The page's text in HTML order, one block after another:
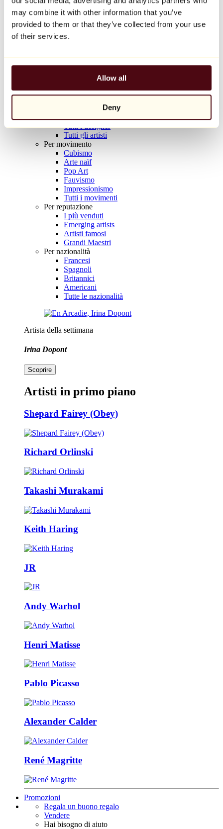
may combine it with other information that you’ve
provided to them or that they’ve collected from your use
of their services.
Allow all
Deny
Balloon Dog (Orange)
Jeff Koons
10.000 €
Artisti
Tutti i pittori
Tutti i fotografi
Tutti i disegnatori
Tutti i designer
Tutti gli artisti
Per movimento
Cubismo
Arte naïf
Pop Art
Fauvismo
Impressionismo
Tutti i movimenti
Per reputazione
I più venduti
Emerging artists
Artisti famosi
Grandi Maestri
Per nazionalità
Francesi
Spagnoli
Britannici
Americani
Tutte le nazionalità
Artista della settimana
Irina Dopont
Scoprire
Artisti in primo piano
Shepard Fairey (Obey)
Richard Orlinski
Takashi Murakami
Keith Haring
JR
Andy Warhol
Henri Matisse
Pablo Picasso
Alexander Calder
René Magritte
Promozioni
Regala un buono regalo
Vendere
Hai bisogno di aiuto